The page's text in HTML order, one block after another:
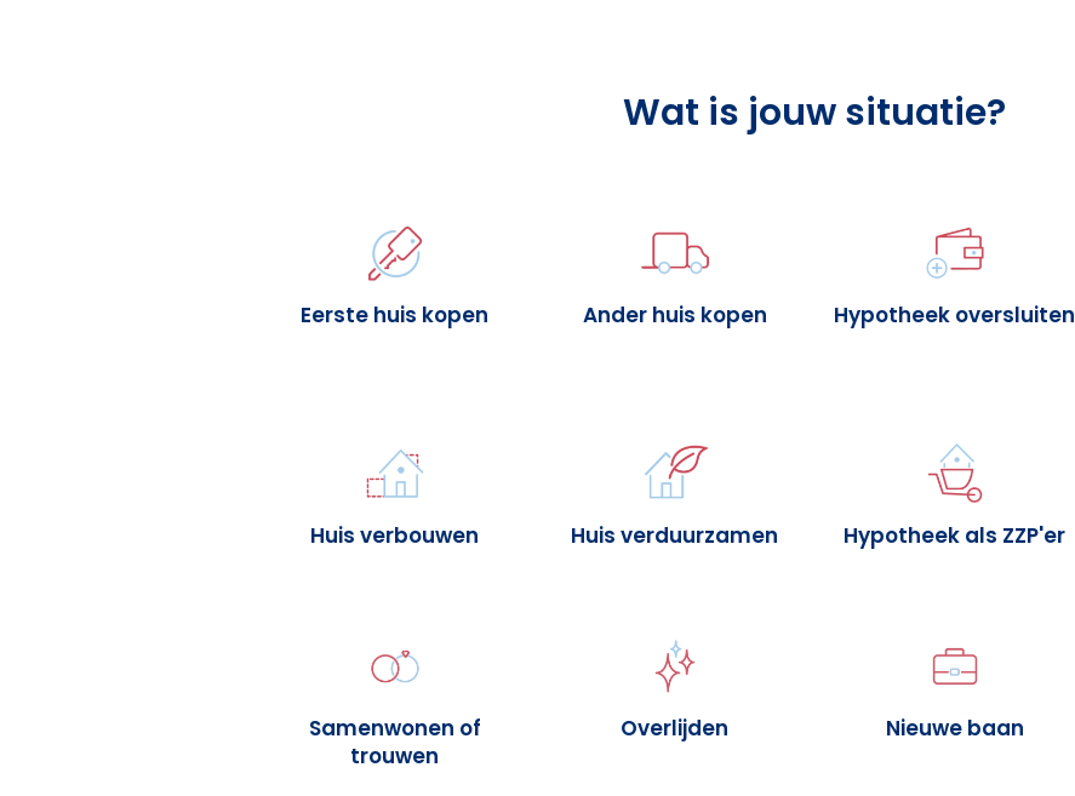
Wat is jouw situatie?
Eerste huis kopen Ander huis kopen Hypotheek oversluiten
Huis verbouwen Huis verduurzamen Hypotheek als ZZP'er
Samenwonen of
trouwen
Overlijden Nieuwe baan